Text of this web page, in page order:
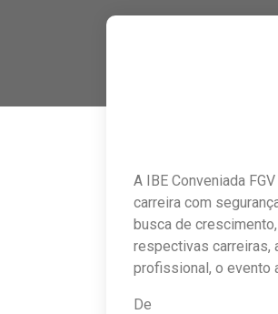
A IBE Conveniada
carreira com
busca de
respectivas carreiras,
profissional, o evento
De